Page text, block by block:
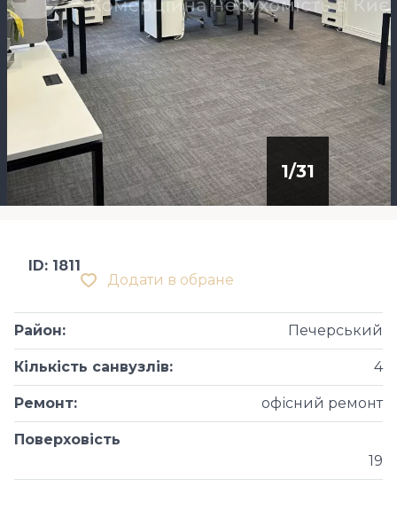
1/31
Додати в обране
ID: 1811
Район: Печерський
Кількість санвузлів: 4
Ремонт: офісний ремонт
Поверховість
19